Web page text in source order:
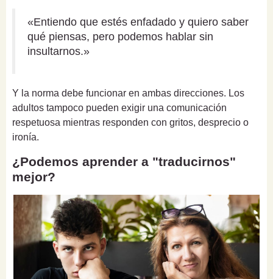
«Entiendo que estés enfadado y quiero saber
qué piensas, pero podemos hablar sin
insultarnos.»
Y la norma debe funcionar en ambas direcciones. Los
adultos tampoco pueden exigir una comunicación
respetuosa mientras responden con gritos, desprecio o
ironía.
¿Podemos aprender a "traducirnos"
mejor?